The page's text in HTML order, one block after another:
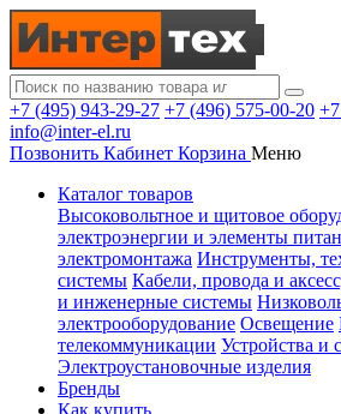
+7 (495) 943-29-27 +7 (496) 575-00-20
info@inter-el.ru
Позвонить Кабинет Корзина Меню
Каталог товаров
Высоковольтное и щитовое
электроэнергии и элементы
электромонтажа Инструменты,
системы Кабели, провода и
и инженерные системы
электрооборудование Освещение
телекоммуникации Устройства и
Электроустановочные изделия
Бренды
Как купить